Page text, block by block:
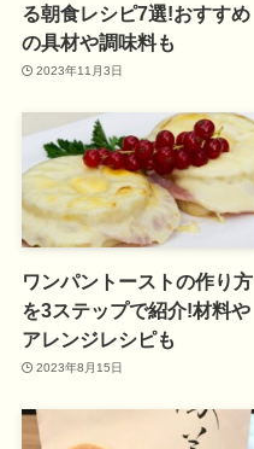
る朝食レシピ7選!おすすめ
の具材や調味料も
2023年11月3日
ワンパントーストの作り方
を3ステップで紹介!材料や
アレンジレシピも
2023年8月15日